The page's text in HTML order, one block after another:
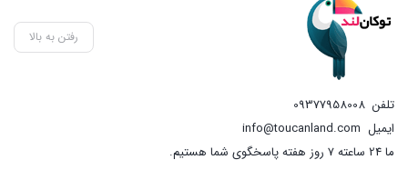
رفتن به بالا
تلفن 09377958008
ایمیل info@toucanland.com
ما 24 ساعته 7 روز هفته پاسخگوی شما هستیم.